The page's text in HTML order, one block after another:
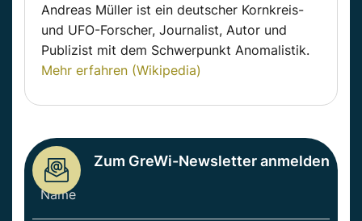
Andreas Müller ist ein deutscher Kornkreis-
und UFO-Forscher, Journalist, Autor und
Publizist mit dem Schwerpunkt Anomalistik.
Mehr erfahren (Wikipedia)
Zum GreWi-Newsletter anmelden